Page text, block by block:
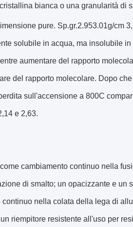
cristallina bianca o una granularità
pure. Sp.gr.2.953.01g/cm 3,
solubile in acqua, ma insolubile
aumentare del rapporto
del rapporto molecolare. Dopo
sull'accensione a 800C
e 2,63.
cambiamento continuo nella
di smalto; un opacizzante e un
continuo nella colata della lega di
riempitore resistente all'uso per